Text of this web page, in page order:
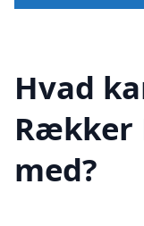
Hvad
med?